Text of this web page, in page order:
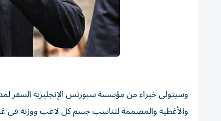
وسيتولى خبراء من مؤسسة سبورتس الإنجليزية السفر
والأغطية والمصممة لتناسب جسم كل لاعب ووزنه في